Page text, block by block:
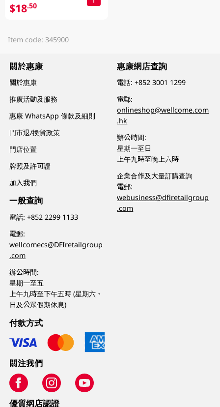
$18.50
Item code: 345900
關於惠康
關於惠康
推廣活動及服務
惠康 WhatsApp 條款及細則
門市退/換貨政策
門店位置
牌照及許可證
加入我們
一般查詢
電話:+852 2299 1133
電郵:
wellcomecs@DFIretailgroup
.com
辦公時間:
星期一至五
上午九時至下午五時 (星期六、
日及公眾假期休息)
惠康網店查詢
電話:+852 3001 1299
電郵:
onlineshop@wellcome.com
.hk
辦公時間:
星期一至日
上午九時至晚上六時
企業合作及大量訂購查詢
電郵:
webusiness@dfiretailgroup
.com
付款方式
關注我們
優質纲店認證